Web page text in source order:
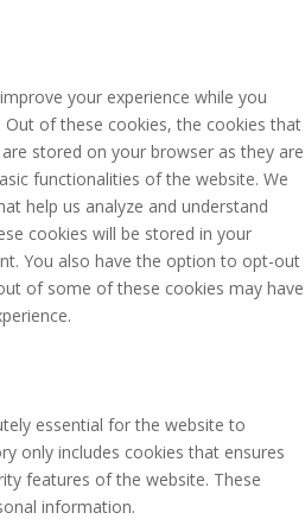
your experience while you
of these cookies, the cookies that
stored on your browser as they are
functionalities of the website. We
help us analyze and understand
cookies will be stored in your
You also have the option to opt-out
of some of these cookies may have
essential for the website to
only includes cookies that ensures
features of the website. These
information.